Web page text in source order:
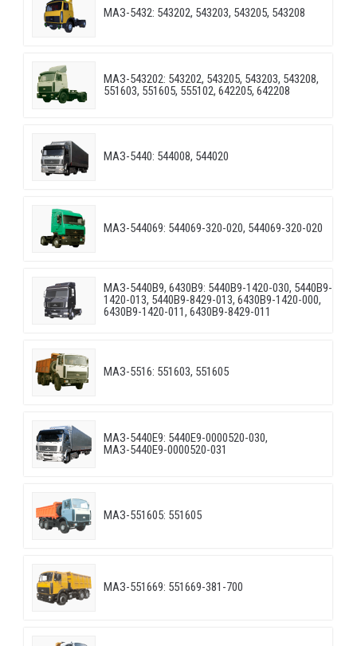
МАЗ-5432: 543202, 543203, 543205, 543208
МАЗ-543202: 543202, 543205, 543203, 543208,
551603, 551605, 555102, 642205, 642208
МАЗ-5440: 544008, 544020
МАЗ-544069: 544069-320-020, 544069-320-020
МАЗ-5440B9, 6430B9: 5440B9-1420-030, 5440B9-
1420-013, 5440B9-8429-013, 6430B9-1420-000,
6430B9-1420-011, 6430B9-8429-011
МАЗ-5516: 551603, 551605
МАЗ-5440E9: 5440E9-0000520-030,
МАЗ-5440E9-0000520-031
МАЗ-551605: 551605
МАЗ-551669: 551669-381-700